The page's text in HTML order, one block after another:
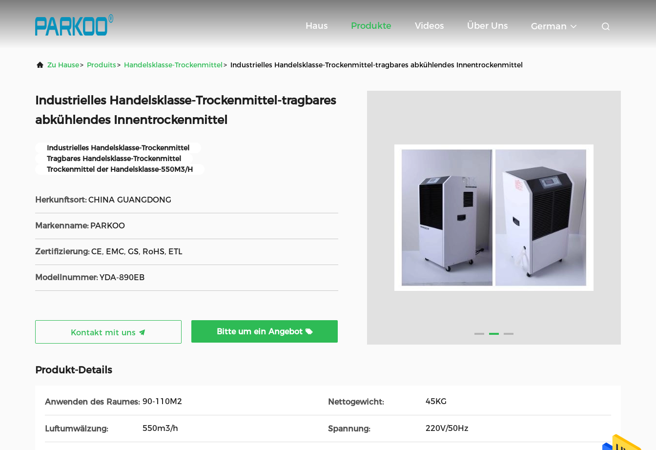
Haus Produkte Videos Über Uns German
Zu Hause> Produits> Handelsklasse-Trockenmittel> Industrielles Handelsklasse-Trockenmittel-tragbares abkühlendes Innentrockenmittel
Industrielles Handelsklasse-Trockenmittel-tragbares
abkühlendes Innentrockenmittel
Industrielles Handelsklasse-Trockenmittel
Tragbares Handelsklasse-Trockenmittel
Trockenmittel der Handelsklasse-550M3/H
Herkunftsort: CHINA GUANGDONG
Markenname: PARKOO
Zertifizierung: CE, EMC, GS, RoHS, ETL
Modellnummer: YDA-890EB
Kontakt mit uns Bitte um ein Angebot
Produkt-Details
Anwenden des Raumes: 90-110M2 Nettogewicht: 45KG
Luftumwälzung: 550m3/h Spannung: 220V/50Hz